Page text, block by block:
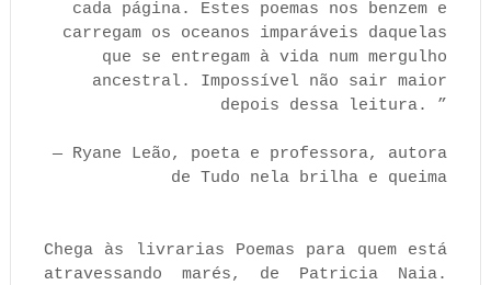
cada página. Estes poemas nos benzem e
carregam os oceanos imparáveis daquelas
que se entregam à vida num mergulho
ancestral. Impossível não sair maior
depois dessa leitura. ”
― Ryane Leão, poeta e professora, autora
de Tudo nela brilha e queima
Chega às livrarias Poemas para quem está
atravessando marés, de Patricia Naia.